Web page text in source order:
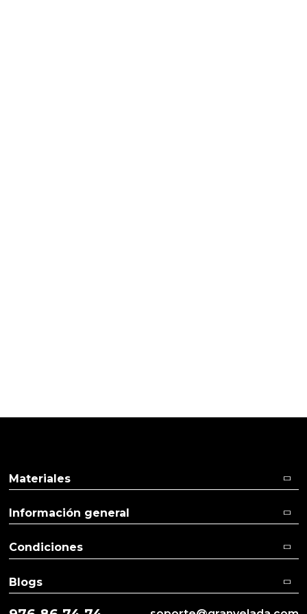
Materiales
Información general
Condiciones
Blogs